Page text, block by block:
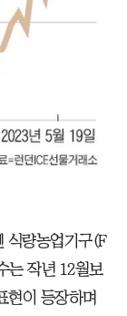
식량농업기구(F
는 작년 12월보
현이 등장하며